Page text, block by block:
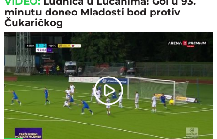
minutu doneo Mladosti bod protiv
Čukaričkog
Play
Video